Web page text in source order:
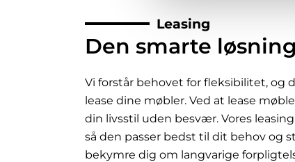
Leasing
Den smarte løsning
Vi forstår behovet for fleksibilitet, og
lease dine møbler. Ved at lease
din livsstil uden besvær. Vores
så den passer bedst til dit behov og
bekymre dig om langvarige